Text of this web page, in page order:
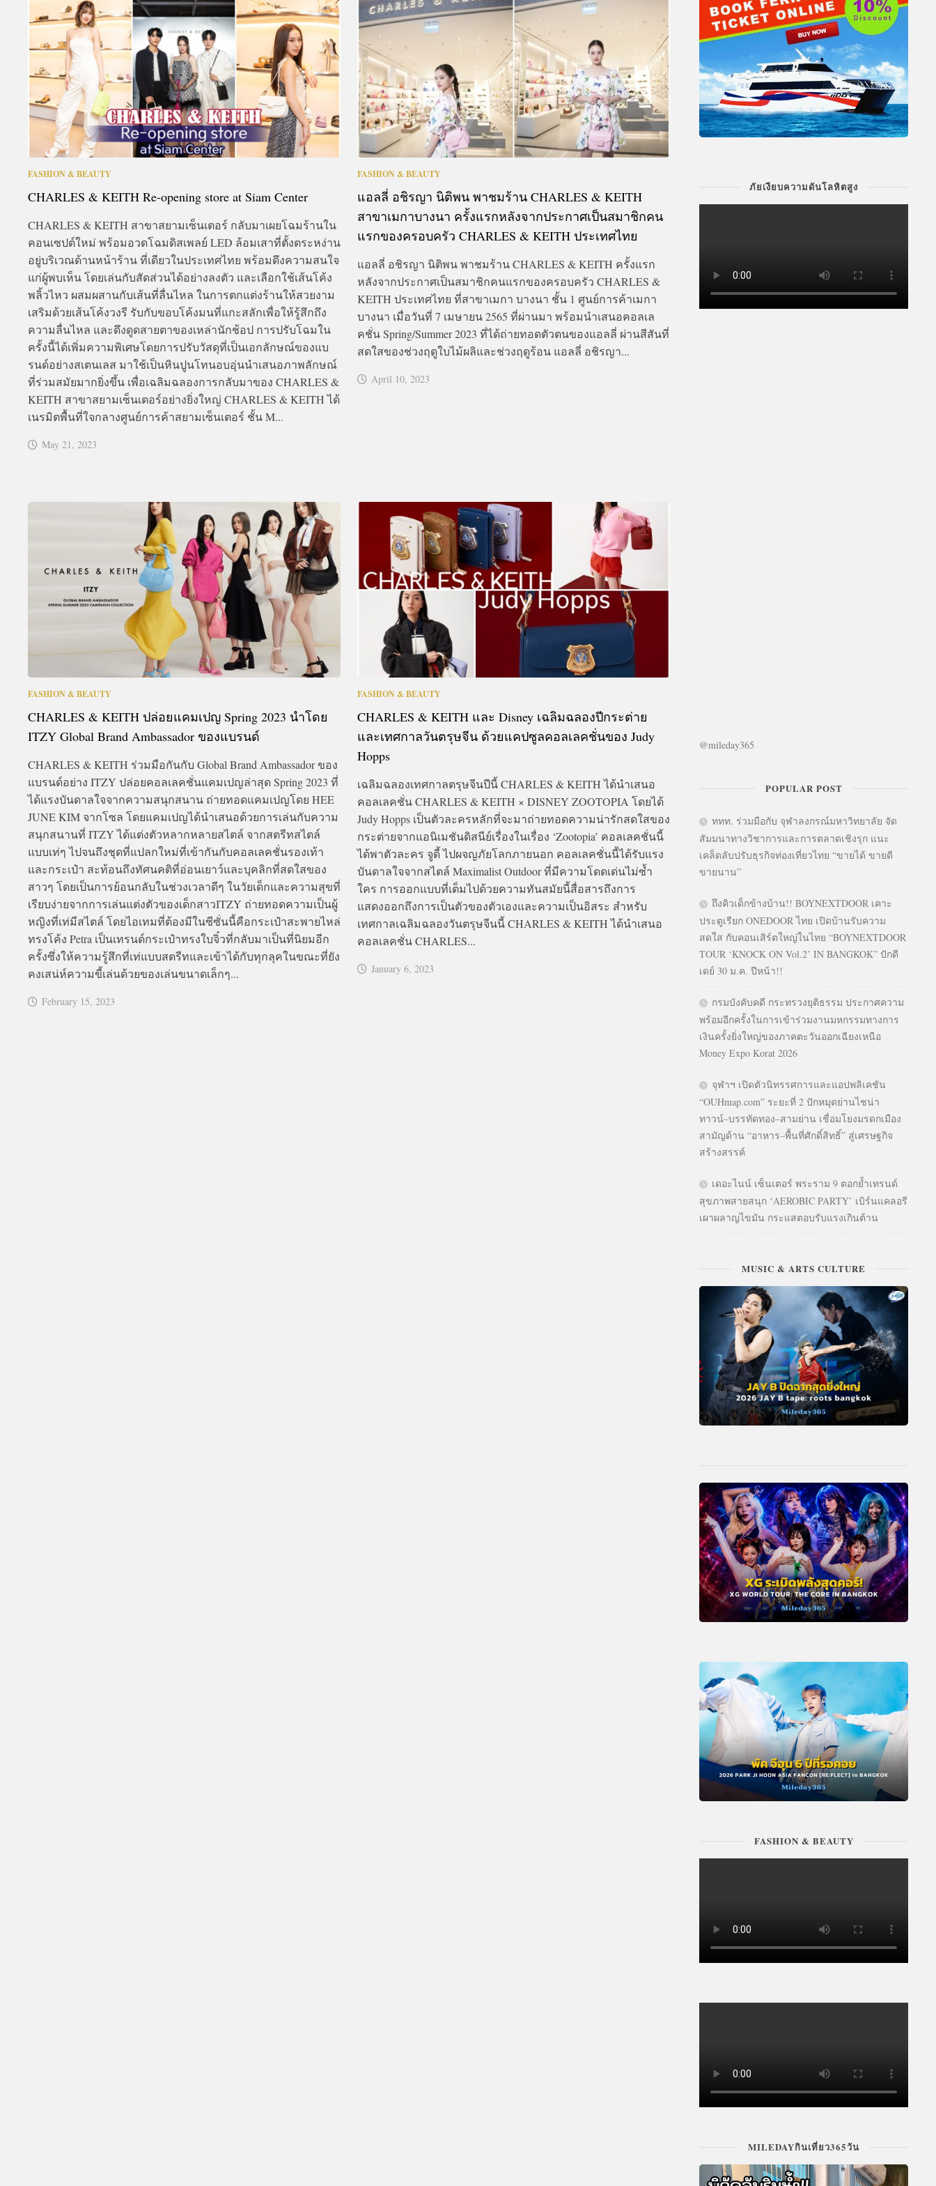
ACTIVITIES
EVENT
DEAL
FASHION & BEAUTY
CHARLES & KEITH Re-opening store at Siam Center
CHARLES & KEITH สาขาสยามเซ็นเตอร์ กลับมาเผยโฉมร้านใน
คอนเซปต์ใหม่ พร้อมอวดโฉมดิสเพลย์ LED ล้อมเสาที่ตั้งตระหง่าน
อยู่บริเวณด้านหน้าร้าน ที่เดียวในประเทศไทย พร้อมดึงความสนใจ
แก่ผู้พบเห็น โดยเล่นกับสัดส่วนได้อย่างลงตัว และเลือกใช้เส้นโค้ง
พลิ้วไหว ผสมผสานกับเส้นที่ลื่นไหล ในการตกแต่งร้านให้สวยงาม
เสริมด้วยเส้นโค้งวงรี รับกับขอบโค้งมนที่แกะสลักเพื่อให้รู้สึกถึง
ความลื่นไหล และดึงดูดสายตาของเหล่านักช้อป การปรับโฉมใน
ครั้งนี้ได้เพิ่มความพิเศษโดยการปรับวัสดุที่เป็นเอกลักษณ์ของแบ
รนด์อย่างสเตนเลส มาใช้เป็นหินปูนโทนอบอุ่นนำเสนอภาพลักษณ์
ที่ร่วมสมัยมากยิ่งขึ้น เพื่อเฉลิมฉลองการกลับมาของ CHARLES &
KEITH สาขาสยามเซ็นเตอร์อย่างยิ่งใหญ่ CHARLES & KEITH ได้
เนรมิตพื้นที่ใจกลางศูนย์การค้าสยามเซ็นเตอร์ ชั้น M...
May 21, 2023
FASHION & BEAUTY
แอลลี่ อชิรญา นิติพน พาชมร้าน CHARLES & KEITH
สาขาเมกาบางนา ครั้งแรกหลังจากประกาศเป็นสมาชิกคน
แรกของครอบครัว CHARLES & KEITH ประเทศไทย
แอลลี่ อชิรญา นิติพน พาชมร้าน CHARLES & KEITH ครั้งแรก
หลังจากประกาศเป็นสมาชิกคนแรกของครอบครัว CHARLES &
KEITH ประเทศไทย ที่สาขาเมกา บางนา ชั้น 1 ศูนย์การค้าเมกา
บางนา เมื่อวันที่ 7 เมษายน 2565 ที่ผ่านมา พร้อมนำเสนอคอลเล
คชั่น Spring/Summer 2023 ที่ได้ถ่ายทอดตัวตนของแอลลี่ ผ่านสีสันที่
สดใสของช่วงฤดูใบไม้ผลิและช่วงฤดูร้อน แอลลี่ อชิรญา...
April 10, 2023
FASHION & BEAUTY
CHARLES & KEITH ปล่อยแคมเปญ Spring 2023 นำโดย
ITZY Global Brand Ambassador ของแบรนด์
CHARLES & KEITH ร่วมมือกันกับ Global Brand Ambassador ของ
แบรนด์อย่าง ITZY ปล่อยคอลเลคชั่นแคมเปญล่าสุด Spring 2023 ที่
ได้แรงบันดาลใจจากความสนุกสนาน ถ่ายทอดแคมเปญโดย HEE
JUNE KIM จากโซล โดยแคมเปญได้นำเสนอด้วยการเล่นกับความ
สนุกสนานที่ ITZY ได้แต่งตัวหลากหลายสไตล์ จากสตรีทสไตล์
แบบเท่ๆ ไปจนถึงชุดที่แปลกใหม่ที่เข้ากันกับคอลเลคชั่นรองเท้า
และกระเป๋า สะท้อนถึงทัศนคติที่อ่อนเยาว์และบุคลิกที่สดใสของ
สาวๆ โดยเป็นการย้อนกลับในช่วงเวลาดีๆ ในวัยเด็กและความสุขที่
เรียบง่ายจากการเล่นแต่งตัวของเด็กสาวITZY ถ่ายทอดความเป็นผู้
หญิงที่เท่มีสไตล์ โดยไอเทมที่ต้องมีในซีซั่นนี้คือกระเป๋าสะพายไหล่
ทรงโค้ง Petra เป็นเทรนด์กระเป๋าทรงใบจิ๋วที่กลับมาเป็นที่นิยมอีก
ครั้งซึ่งให้ความรู้สึกที่เท่แบบสตรีทและเข้าได้กับทุกลุคในขณะที่ยัง
คงเสน่ห์ความขี้เล่นด้วยของเล่นขนาดเล็กๆ...
February 15, 2023
FASHION & BEAUTY
CHARLES & KEITH และ Disney เฉลิมฉลองปีกระต่าย
และเทศกาลวันตรุษจีน ด้วยแคปซูลคอลเลคชั่นของ Judy
Hopps
เฉลิมฉลองเทศกาลตรุษจีนปีนี้ CHARLES & KEITH ได้นำเสนอ
คอลเลคชั่น CHARLES & KEITH × DISNEY ZOOTOPIA โดยได้
Judy Hopps เป็นตัวละครหลักที่จะมาถ่ายทอดความน่ารักสดใสของ
กระต่ายจากแอนิเมชันดิสนีย์เรื่องในเรื่อง ‘Zootopia’ คอลเลคชั่นนี้
ได้พาตัวละคร จูดี้ ไปผจญภัยโลกภายนอก คอลเลคชั่นนี้ได้รับแรง
บันดาลใจจากสไตล์ Maximalist Outdoor ที่มีความโดดเด่นไม่ซ้ำ
ใคร การออกแบบที่เต็มไปด้วยความทันสมัยนี้สื่อสารถึงการ
แสดงออกถึงการเป็นตัวของตัวเองและความเป็นอิสระ สำหรับ
เทศกาลเฉลิมฉลองวันตรุษจีนนี้ CHARLES & KEITH ได้นำเสนอ
คอลเลคชั่น CHARLES...
January 6, 2023
ภัยเงียบความดันโลหิตสูง
@mileday365
POPULAR POST
ททท. ร่วมมือกับ จุฬาลงกรณ์มหาวิทยาลัย จัด
สัมมนาทางวิชาการและการตลาดเชิงรุก แนะ
เคล็ดลับปรับธุรกิจท่องเที่ยวไทย “ขายได้ ขายดี
ขายนาน”
ถึงคิวเด็กข้างบ้าน!! BOYNEXTDOOR เคาะ
ประตูเรียก ONEDOOR ไทย เปิดบ้านรับความ
สดใส กับคอนเสิร์ตใหญ่ในไทย “BOYNEXTDOOR
TOUR ‘KNOCK ON Vol.2’ IN BANGKOK” ปักดี
เดย์ 30 ม.ค. ปีหน้า!!
กรมบังคับคดี กระทรวงยุติธรรม ประกาศความ
พร้อมอีกครั้งในการเข้าร่วมงานมหกรรมทางการ
เงินครั้งยิ่งใหญ่ของภาคตะวันออกเฉียงเหนือ
Money Expo Korat 2026
จุฬาฯ เปิดตัวนิทรรศการและแอปพลิเคชัน
“OUHmap.com” ระยะที่ 2 ปักหมุดย่านไชน่า
ทาวน์–บรรทัดทอง–สามย่าน เชื่อมโยงมรดกเมือง
สามัญด้าน “อาหาร–พื้นที่ศักดิ์สิทธิ์” สู่เศรษฐกิจ
สร้างสรรค์
เดอะไนน์ เซ็นเตอร์ พระราม 9 ตอกย้ำเทรนด์
สุขภาพสายสนุก ‘AEROBIC PARTY’ เบิร์นแคลอรี
เผาผลาญไขมัน กระแสตอบรับแรงเกินต้าน
MUSIC & ARTS CULTURE
FASHION & BEAUTY
MILEDAYกินเที่ยว365วัน